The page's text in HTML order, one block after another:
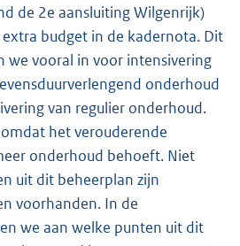
de 2e aansluiting Wilgenrijk)
budget in de kadernota. Dit
we vooral in voor intensivering
onderhoud
van regulier onderhoud.
het verouderende
onderhoud behoeft. Niet
uit dit beheerplan zijn
voorhanden. In de
we aan welke punten uit dit